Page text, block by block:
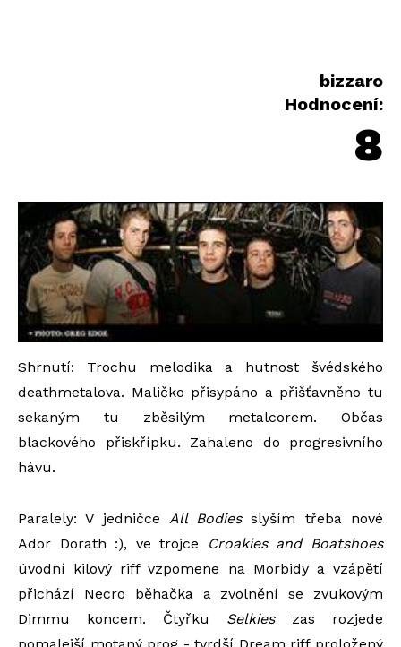
bizzaro
Hodnocení:
8
Shrnutí: Trochu melodika a hutnost švédského
deathmetalova. Maličko přisypáno a přišťavněno tu
sekaným tu zběsilým metalcorem. Občas
blackového přiskřípku. Zahaleno do progresivního
hávu.
Paralely: V jedničce All Bodiesslyším třeba nové
Ador Dorath :), ve trojce
Croakies and Boatshoes
úvodní kilový riff vzpomene na Morbidy a vzápětí
přichází Necro běhačka a zvolnění se zvukovým
Dimmu koncem. Čtyřku Selkieszas rozjede
pomalejší motaný prog - tvrdší Dream riff proložený